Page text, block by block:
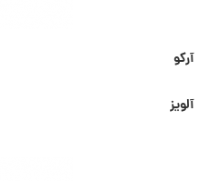
آرکو
آلویز